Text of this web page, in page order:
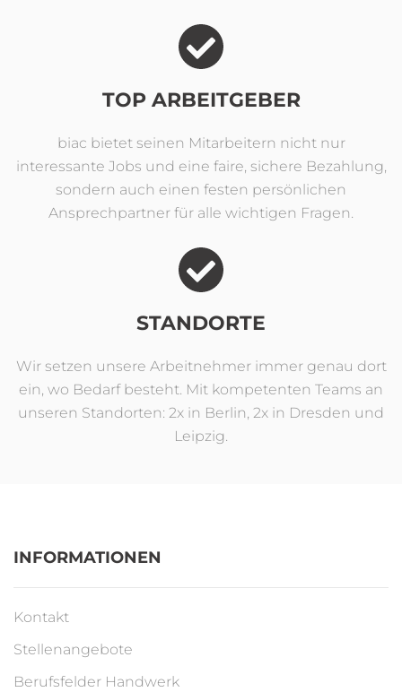
TOP ARBEITGEBER
biac bietet seinen Mitarbeitern nicht nur
interessante Jobs und eine faire, sichere Bezahlung,
sondern auch einen festen persönlichen
Ansprechpartner für alle wichtigen Fragen.
STANDORTE
Wir setzen unsere Arbeitnehmer immer genau dort
ein, wo Bedarf besteht. Mit kompetenten Teams an
unseren Standorten: 2x in Berlin, 2x in Dresden und
Leipzig.
INFORMATIONEN
Kontakt
Stellenangebote
Berufsfelder Handwerk